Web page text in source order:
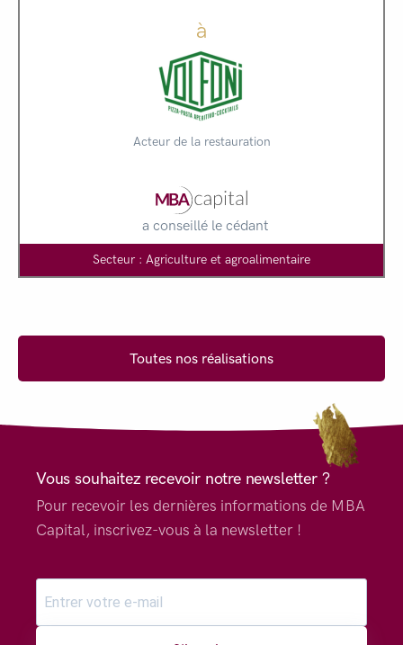
à
Acteur de la restauration
a conseillé le cédant
Secteur : Agriculture et agroalimentaire
Toutes nos réalisations
Vous souhaitez recevoir notre newsletter ?
Pour recevoir les dernières informations de MBA
Capital, inscrivez-vous à la newsletter !